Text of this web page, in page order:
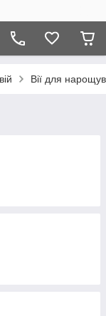
Вії для